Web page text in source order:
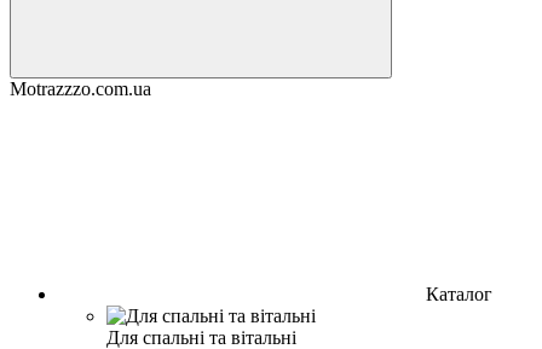
Motrazzzo.com.ua
Каталог
Для спальні та вітальні